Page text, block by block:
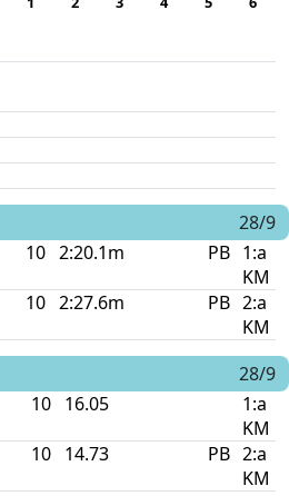
28/9
10 2:20.1m PB 1:a
KM
10 2:27.6m PB 2:a
KM
28/9
10 16.05
1:a
KM
10 14.73 PB 2:a
KM